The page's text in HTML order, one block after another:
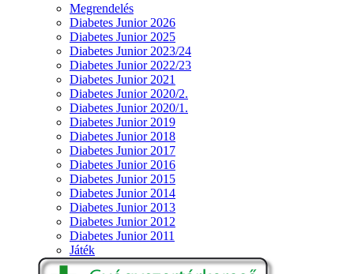
Megrendelés
Diabetes Junior 2026
Diabetes Junior 2025
Diabetes Junior 2023/24
Diabetes Junior 2022/23
Diabetes Junior 2021
Diabetes Junior 2020/2.
Diabetes Junior 2020/1.
Diabetes Junior 2019
Diabetes Junior 2018
Diabetes Junior 2017
Diabetes Junior 2016
Diabetes Junior 2015
Diabetes Junior 2014
Diabetes Junior 2013
Diabetes Junior 2012
Diabetes Junior 2011
Játék